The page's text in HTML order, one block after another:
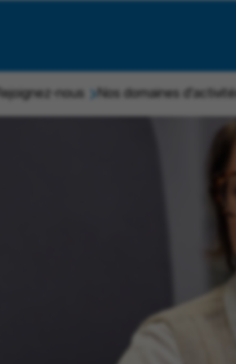
Rejoignez-nous Nos domaines d'activités